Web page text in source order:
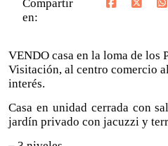
Compartir
en:
VENDO casa en la loma de los
Visitación, al centro comercio
interés.
Casa en unidad cerrada con
jardín privado con jacuzzi y